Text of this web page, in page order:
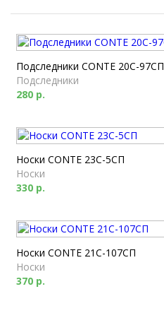
Подследники CONTE 20С-97СП
Подследники
280 р.
Носки CONTE 23С-5СП
Носки
330 р.
Носки CONTE 21С-107СП
Носки
370 р.